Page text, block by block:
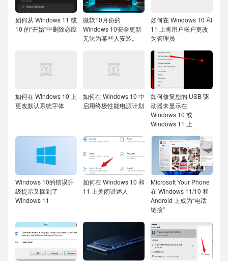
如何从 Windows 11 或
10 的“开始”中删除必应
微软10月份的
Windows 10安全更新
无法为某些人安装。
如何在 Windows 10 和
11 上将用户帐户更改
为管理员
如何在 Windows 10 上
更改默认系统字体
如何在 Windows 10 中
启用终极性能电源计划
如何修复您的 USB 驱
动器未显示在
Windows 10 或
Windows 11 上
Windows 10的错误升
级提示又回到了
Windows 11
如何在 Windows 10 和
11 上关闭讲述人
Microsoft Your Phone
在 Windows 11/10 和
Android 上成为“电话
链接”